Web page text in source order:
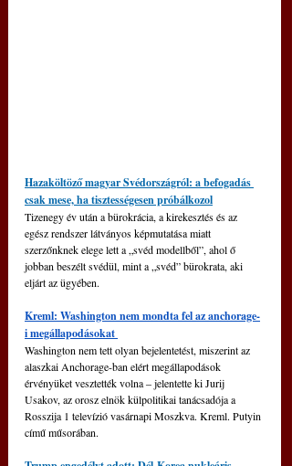
Hazaköltöző magyar Svédországról: a befogadás
csak mese, ha tisztességesen próbálkozol
Tizenegy év után a bürokrácia, a kirekesztés és az
egész rendszer látványos képmutatása miatt
szerzőnknek elege lett a „svéd modellből”, ahol ő
jobban beszélt svédül, mint a „svéd” bürokrata, aki
eljárt az ügyében.
Kreml: Washington nem mondta fel az anchorage-
i megállapodásokat
Washington nem tett olyan bejelentetést, miszerint az
alaszkai Anchorage-ban elért megállapodások
érvényüket vesztették volna ‒ jelentette ki Jurij
Usakov, az orosz elnök külpolitikai tanácsadója a
Rosszija 1 televízió vasárnapi Moszkva. Kreml. Putyin
című műsorában.